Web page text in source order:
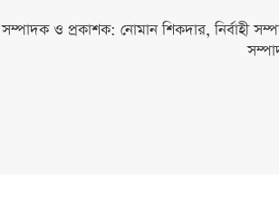
সম্পাদক ও প্রকাশক: নোমান শিকদার, নির্বাহী